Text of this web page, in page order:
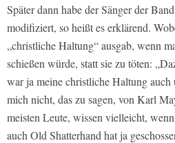
Später dann habe der Sänger der
modifiziert, so heißt es erklärend.
„christliche Haltung“ ausgab, wenn
schießen würde, statt sie zu töten:
war ja meine christliche Haltung auch
mich nicht, das zu sagen, von Karl
meisten Leute, wissen vielleicht,
auch Old Shatterhand hat ja